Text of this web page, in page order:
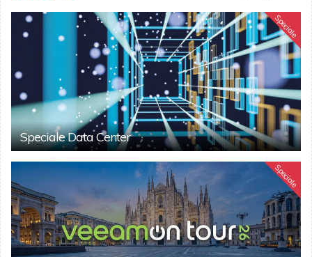
Speciale
Speciale Data Center
Speciale